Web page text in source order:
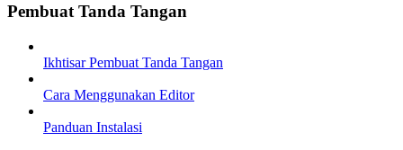
Pembuat Tanda Tangan
Ikhtisar Pembuat Tanda Tangan
Cara Menggunakan Editor
Panduan Instalasi